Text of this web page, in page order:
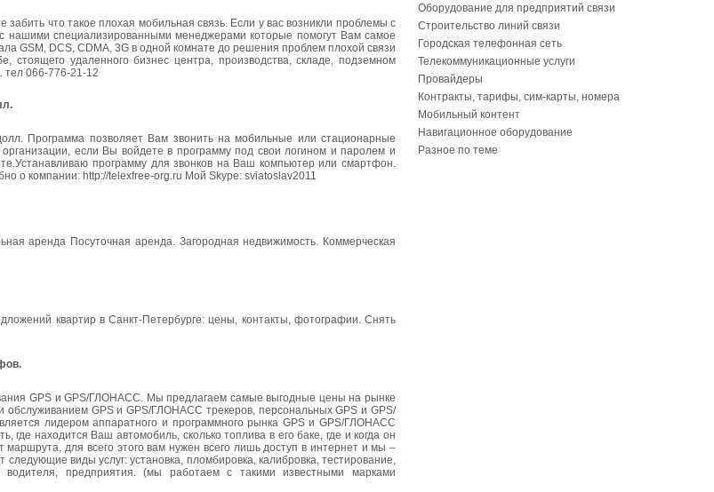
что такое плохая мобильная связь. Если у вас возникли проблемы с
нашими специализированными менеджерами которые помогут Вам самое
GSM, DCS, CDMA, 3G в одной комнате до решения проблем плохой связи
стоящего удаленного бизнес центра, производства, складе, подземном
066-776-21-12
Программа позволяет Вам звонить на мобильные или стационарные
если Вы войдете в программу под свои логином и паролем и
программу для звонков на Ваш компьютер или смартфон.
о компании: http://telexfree-org.ru Мой Skype: sviatoslav2011
аренда Посуточная аренда. Загородная недвижимость. Коммерческая
квартир в Санкт-Петербурге: цены, контакты, фотографии. Снять
GPS и GPS/ГЛОНАСС. Мы предлагаем самые выгодные цены на рынке
GPS и GPS/ГЛОНАСС трекеров, персональных GPS и GPS/
лидером аппаратного и программного рынка GPS и GPS/ГЛОНАСС
находится Ваш автомобиль, сколько топлива в его баке, где и когда он
для всего этого вам нужен всего лишь доступ в интернет и мы –
виды услуг: установка, пломбировка, калибровка, тестирование,
водителя, предприятия. (мы работаем с такими известными марками
Оборудование для предприятий связи
Строительство линий связи
Городская телефонная сеть
Телекоммуникационные услуги
Провайдеры
Контракты, тарифы, сим-карты, номера
Мобильный контент
Навигационное оборудование
Разное по теме